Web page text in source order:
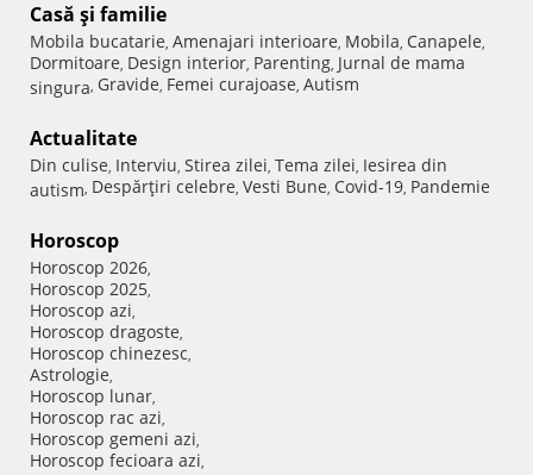
Casă şi familie
Mobila bucatarie, Amenajari interioare, Mobila, Canapele,
Dormitoare, Design interior, Parenting, Jurnal de mama
singura, Gravide, Femei curajoase, Autism
Actualitate
Din culise, Interviu, Stirea zilei, Tema zilei, Iesirea din
autism, Despărţiri celebre, Vesti Bune, Covid-19, Pandemie
Horoscop
Horoscop 2026,
Horoscop 2025,
Horoscop azi,
Horoscop dragoste,
Horoscop chinezesc,
Astrologie,
Horoscop lunar,
Horoscop rac azi,
Horoscop gemeni azi,
Horoscop fecioara azi,